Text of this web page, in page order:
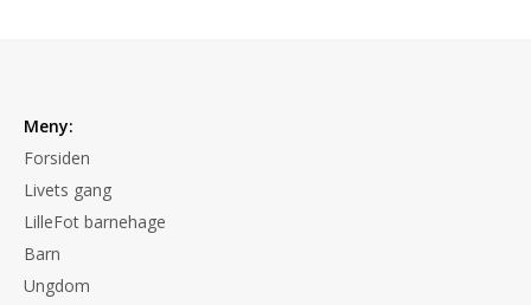
Meny:
Forsiden
Livets gang
LilleFot barnehage
Barn
Ungdom